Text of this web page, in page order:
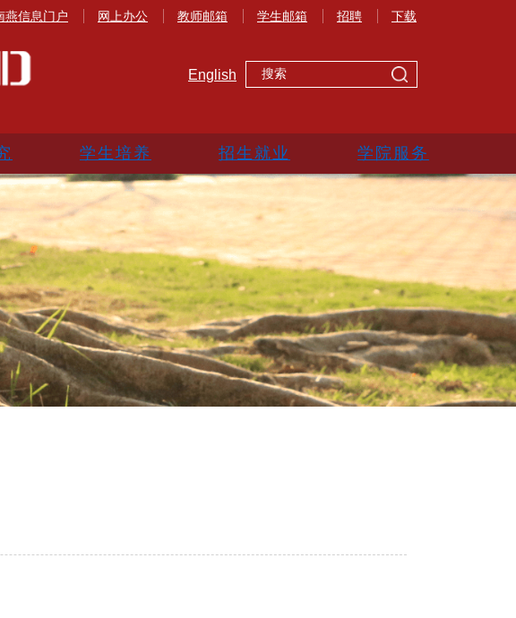
燕信息门户 网上办公 教师邮箱 学生邮箱 招聘 下载
English
学生培养 招生就业 学院服务